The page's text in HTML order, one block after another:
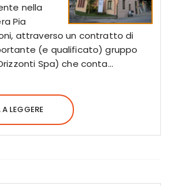
nella
Pia
attraverso un contratto di
(e qualificato) gruppo
Spa) che conta…
LEGGERE